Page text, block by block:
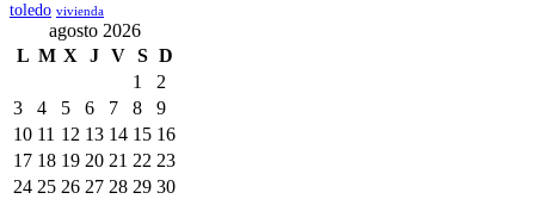
toledo vivienda
agosto 2026
L M X J V S D
1
2
3
4 5 6 7 8
9
10 11 12 13 14 15 16
17 18 19 20 21 22 23
24 25 26 27 28 29 30